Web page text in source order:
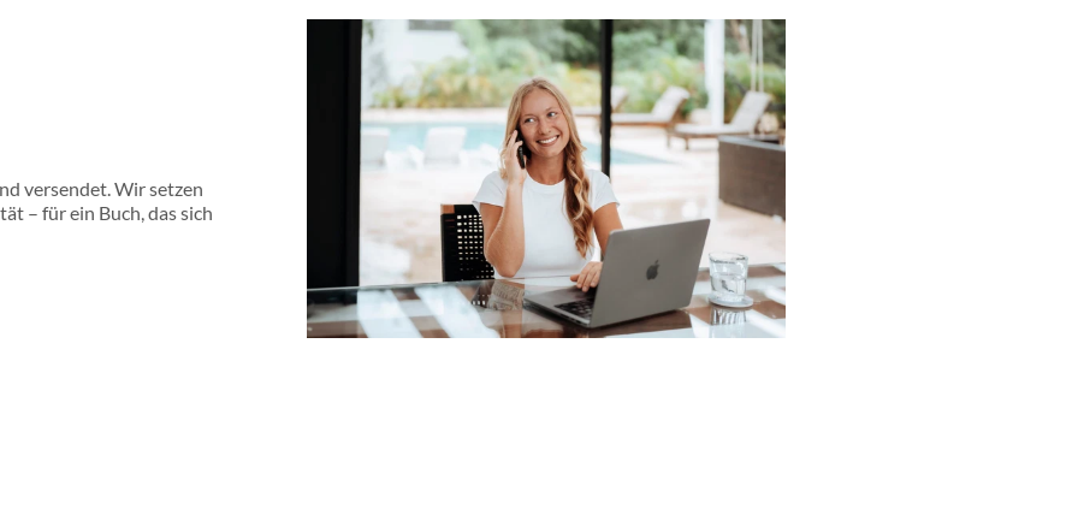
die sofort verständlich sind. Das gibt
Zögern die richtigen Entscheidungen zu
den Autor vom Handwerker zum
authentische Geschichte gibt dir den Mut
Mindsetüber den
versendet. Wir setzen
– für ein Buch, das sich